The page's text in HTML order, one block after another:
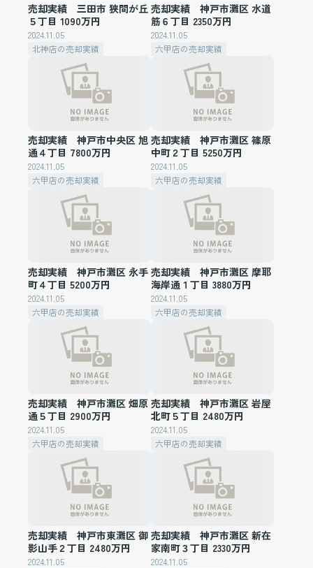
売却実績 三田市 狭間が丘
５丁目 1090万円
2024.11.05
北神店の売却実績
売却実績 神戸市灘区 水道
筋６丁目 2350万円
2024.11.05
六甲店の売却実績
売却実績 神戸市中央区 旭
通４丁目 7800万円
2024.11.05
六甲店の売却実績
売却実績 神戸市灘区 篠原
中町２丁目 5250万円
2024.11.05
六甲店の売却実績
売却実績 神戸市灘区 永手
町４丁目 5200万円
2024.11.05
六甲店の売却実績
売却実績 神戸市灘区 摩耶
海岸通１丁目 3880万円
2024.11.05
六甲店の売却実績
売却実績 神戸市灘区 畑原
通５丁目 2900万円
2024.11.05
六甲店の売却実績
売却実績 神戸市灘区 岩屋
北町５丁目 2480万円
2024.11.05
六甲店の売却実績
売却実績 神戸市東灘区 御
影山手２丁目 2480万円
2024.11.05
売却実績 神戸市灘区 新在
家南町３丁目 2330万円
2024.11.05